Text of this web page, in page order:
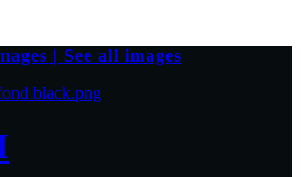
| See all images